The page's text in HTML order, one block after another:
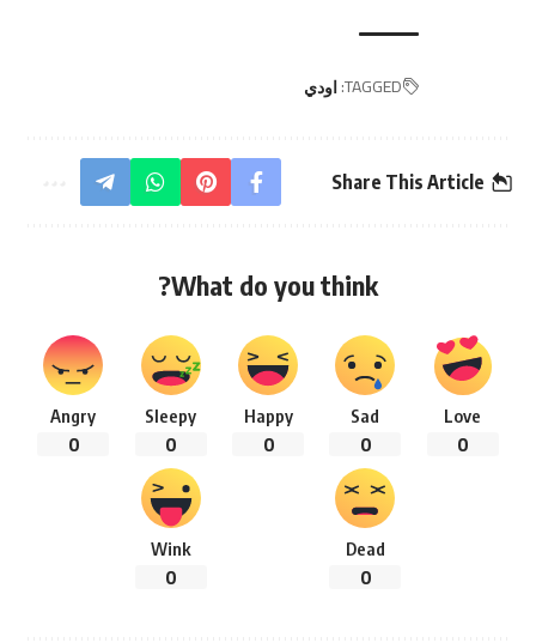
TAGGED: اودي
Share This Article
What do you think?
Love
0
Sad
0
Happy
0
Sleepy
0
Angry
0
Dead
0
Wink
0